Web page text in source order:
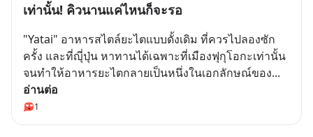
เท่านั้น! คิวนานแค่ไหนก็จะรอ
"Yatai" อาหารสไตล์ยะไตแบบดั้งเดิม ที่ควรไปลองซัก
ครั้ง และที่ญุี่ปุ่น หาทานได้เฉพาะที่เมืองฟุกุโอกะเท่านั้น
จนทำให้อาหารยะไตกลายเป็นหนึ่งในเอกลักษณ์ของ
อ่านต่อ
1